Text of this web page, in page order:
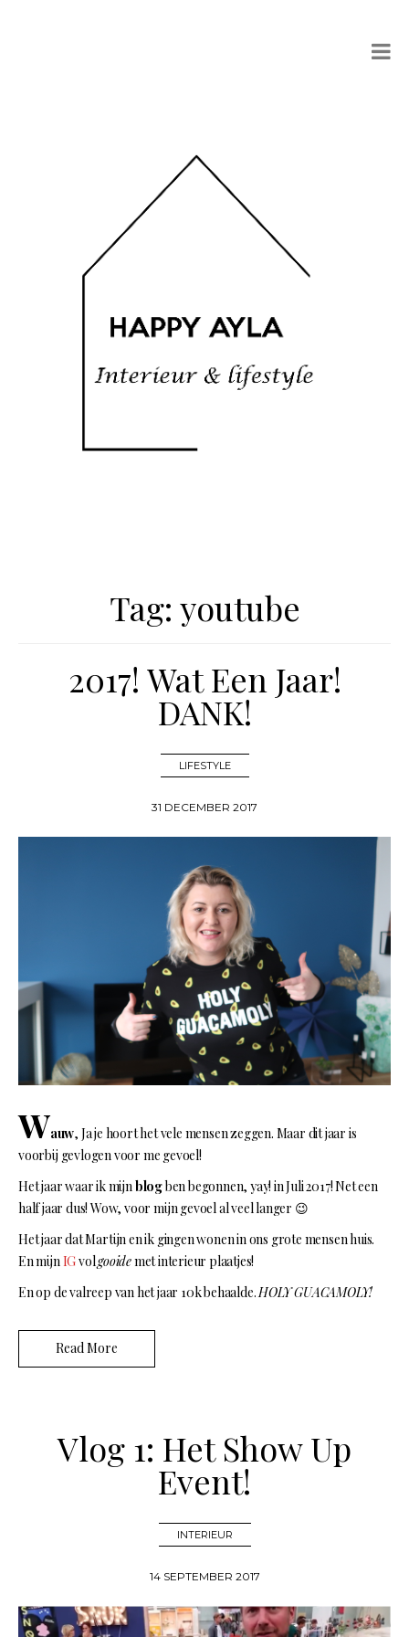
Tag: youtube
2017! Wat Een Jaar!
DANK!
LIFESTYLE
31 DECEMBER 2017
Wauw, Ja je hoort het vele mensen zeggen. Maar dit jaar is
voorbij gevlogen voor me gevoel!
Het jaar waar ik mijnblogben begonnen, yay! in Juli 2017! Net een
half jaar dus! Wow, voor mijn gevoel al veel langer 😉
Het jaar dat Martijn en ik gingen wonen in ons grote mensen huis.
En mijnIGvolgooidemet interieur plaatjes!
En op de valreep van het jaar 10k behaalde.HOLY GUACAMOLY!
Read More
Vlog 1: Het Show Up
Event!
INTERIEUR
14 SEPTEMBER 2017